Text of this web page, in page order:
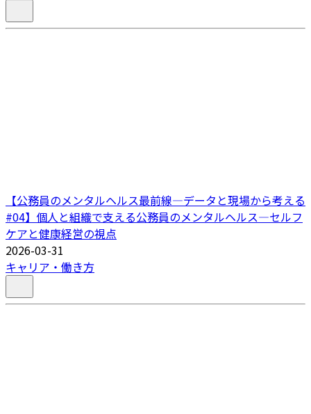
【公務員のメンタルヘルス最前線―データと現場から考える
#04】個人と組織で支える公務員のメンタルヘルス―セルフ
ケアと健康経営の視点
2026-03-31
キャリア・働き方